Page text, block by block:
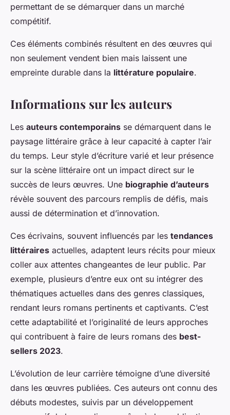
permettant de se démarquer dans un marché
compétitif.
Ces éléments combinés résultent en des œuvres qui
non seulement vendent bien mais laissent une
empreinte durable dans la littérature populaire.
Informations sur les auteurs
Les auteurs contemporains se démarquent dans le
paysage littéraire grâce à leur capacité à capter l’air
du temps. Leur style d’écriture varié et leur présence
sur la scène littéraire ont un impact direct sur le
succès de leurs œuvres. Une biographie d’auteurs
révèle souvent des parcours remplis de défis, mais
aussi de détermination et d’innovation.
Ces écrivains, souvent influencés par les tendances
littéraires actuelles, adaptent leurs récits pour mieux
coller aux attentes changeantes de leur public. Par
exemple, plusieurs d’entre eux ont su intégrer des
thématiques actuelles dans des genres classiques,
rendant leurs romans pertinents et captivants. C’est
cette adaptabilité et l’originalité de leurs approches
qui contribuent à faire de leurs romans des best-
sellers 2023.
L’évolution de leur carrière témoigne d’une diversité
dans les œuvres publiées. Ces auteurs ont connu des
débuts modestes, suivis par un développement